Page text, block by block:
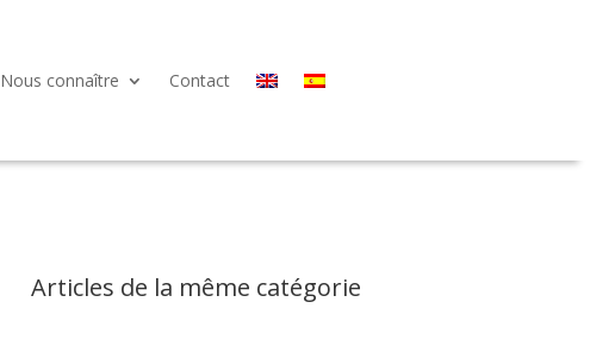
Nous connaître Contact
Articles de la même catégorie